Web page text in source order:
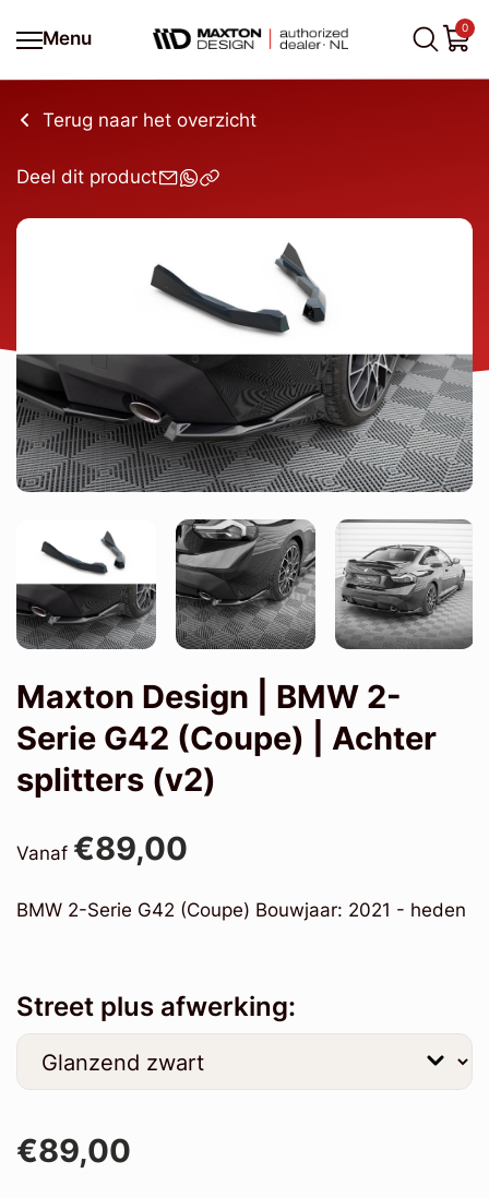
Menu
0
Terug naar het overzicht
Deel dit product
Maxton Design | BMW 2-
Serie G42 (Coupe) | Achter
splitters (v2)
Vanaf €89,00
BMW 2-Serie G42 (Coupe) Bouwjaar: 2021 - heden
Street plus afwerking:
€89,00